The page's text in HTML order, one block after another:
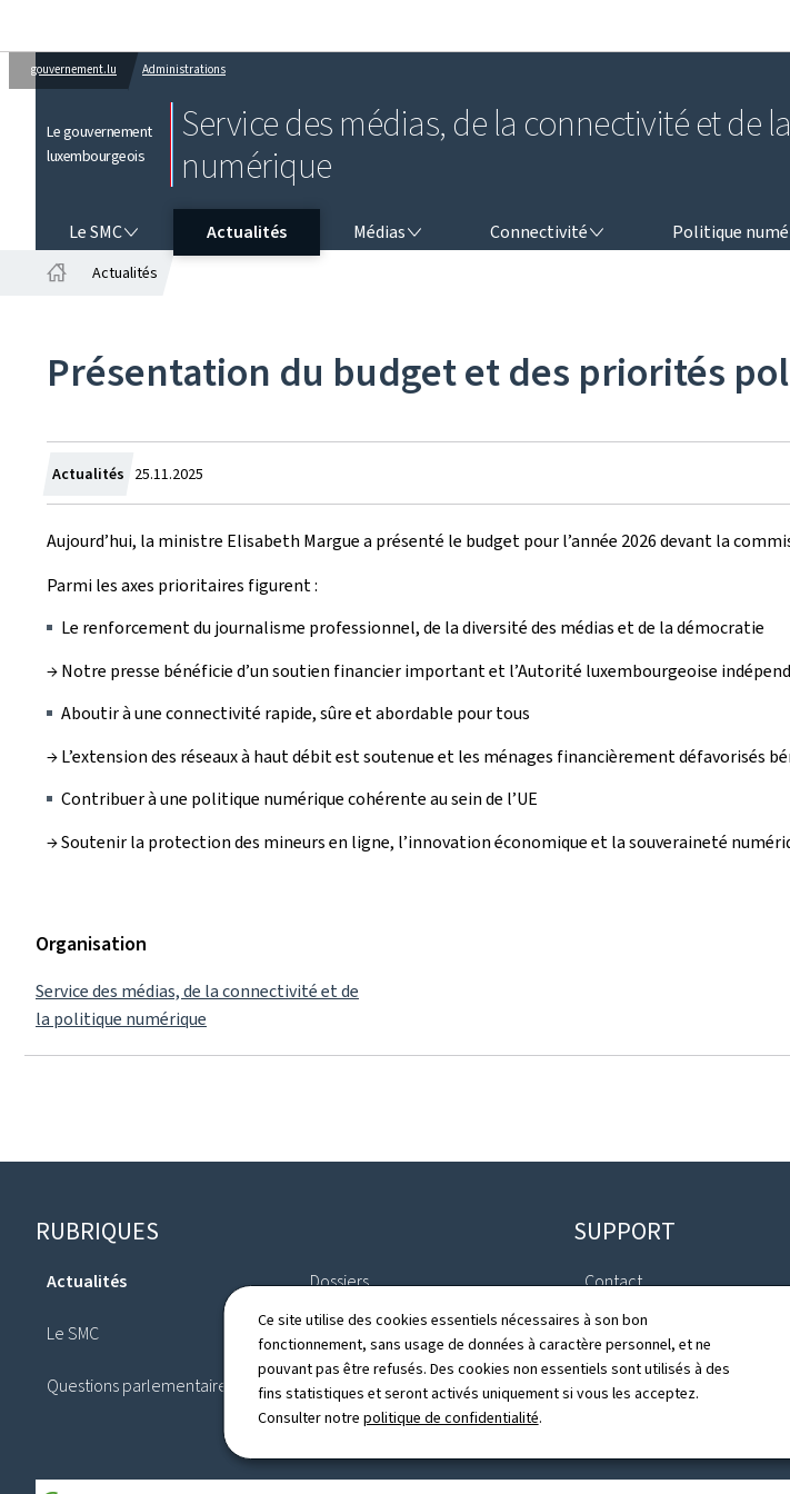
Ce site utilise des cookies essentiels nécessaires à son bon
fonctionnement, sans usage de données à caractère personnel, et ne
pouvant pas être refusés. Des cookies non essentiels sont utilisés à des
fins statistiques et seront activés uniquement si vous les acceptez.
Consulter notre politique de confidentialité.
gouvernement.lu Administrations
Le gouvernement
luxembourgeois
Service des médias, de la connectivité et de
numérique
Le SMC Actualités Médias
MÉDIAS
Connectivité
CONNECTIVITÉ
Politique
Actualités
Présentation du budget et des priorités
Actualités Crée
le
25.11.2025
Aujourd’hui, la ministre Elisabeth Margue a présenté le budget pour l’année 2026 devant la
Parmi les axes prioritaires figurent :
Le renforcement du journalisme professionnel, de la diversité des médias et de la démocratie
→ Notre presse bénéficie d’un soutien financier important et l’Autorité luxembourgeoise
Aboutir à une connectivité rapide, sûre et abordable pour tous
→ L’extension des réseaux à haut débit est soutenue et les ménages financièrement défavorisés
Contribuer à une politique numérique cohérente au sein de l’UE
→ Soutenir la protection des mineurs en ligne, l’innovation économique et la souveraineté
Organisation
Service des médias, de la connectivité et de
la politique numérique
Pied
de
RUBRIQUES
Actualités
Le SMC
Questions parlementaires
Dossiers
Annuaire
SUPPORT
Contact
Plan du site
À propos du site